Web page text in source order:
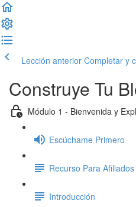
Lección anterior Completar y
Construye Tu
Módulo 1 - Bienvenida y
Escúchame Primero
Recurso Para Afiliados
Introducción